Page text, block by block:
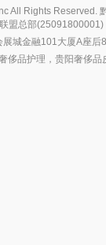
All Rights Reserved.
盟总部
展城金融101大厦A座
品护理，贵阳奢侈